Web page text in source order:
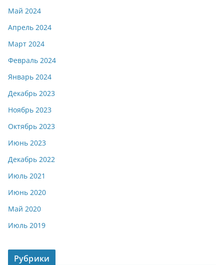
Май 2024
Апрель 2024
Март 2024
Февраль 2024
Январь 2024
Декабрь 2023
Ноябрь 2023
Октябрь 2023
Июнь 2023
Декабрь 2022
Июль 2021
Июнь 2020
Май 2020
Июль 2019
Рубрики